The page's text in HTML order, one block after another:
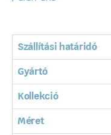
Szállítási határidó
Gyártó
Kollekció
Méret